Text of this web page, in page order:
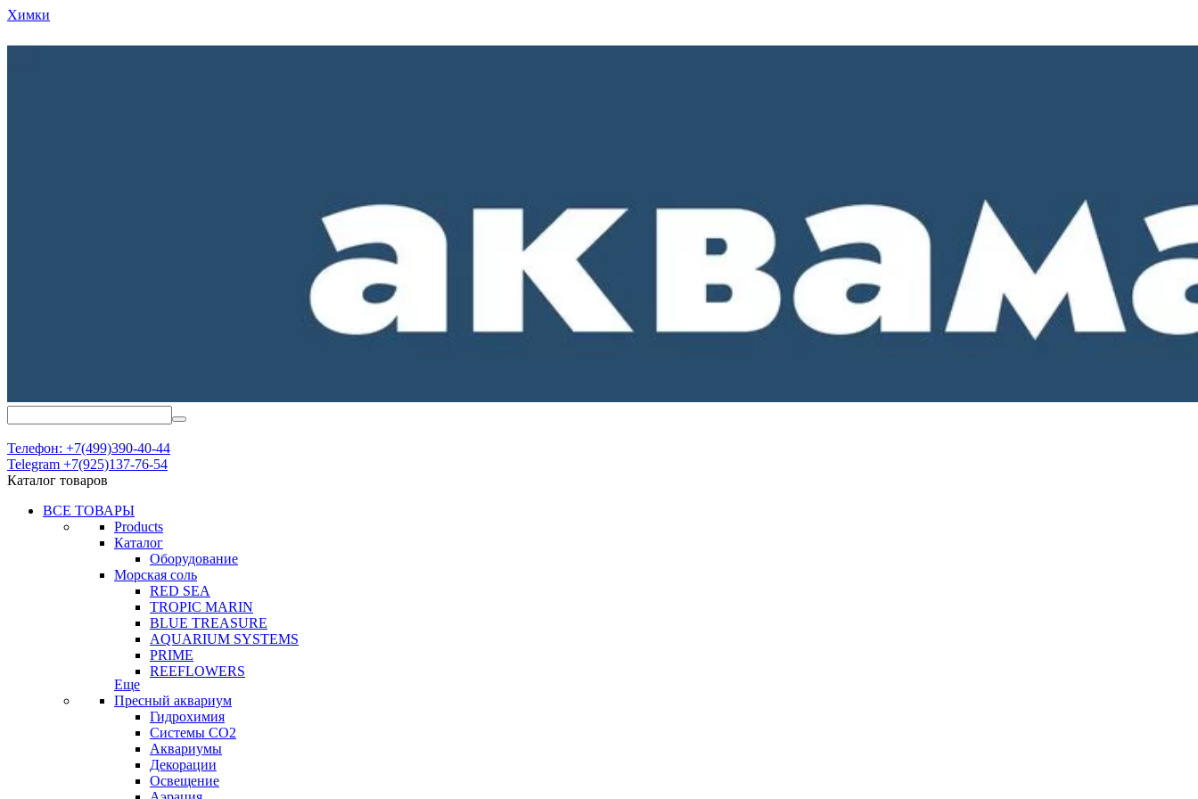
Химки
Телефон: +7(499)390-40-44
Telegram +7(925)137-76-54
Каталог товаров
ВСЕ ТОВАРЫ
Products
Каталог
Оборудование
Морская соль
RED SEA
TROPIC MARIN
BLUE TREASURE
AQUARIUM SYSTEMS
PRIME
REEFLOWERS
Еще
Пресный аквариум
Гидрохимия
Системы СО2
Аквариумы
Декорации
Освещение